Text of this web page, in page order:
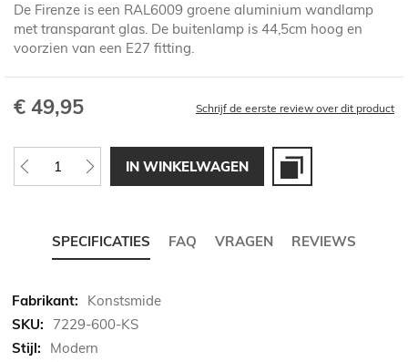
de
afbeeldingen-
gallerij
De Firenze is een RAL6009 groene aluminium wandlamp
met transparant glas. De buitenlamp is 44,5cm hoog en
voorzien van een E27 fitting.
€ 49,95 Schrijf de eerste review over dit product
IN WINKELWAGEN
SPECIFICATIES FAQ VRAGEN REVIEWS
Meer
informatie
Konstsmide
7229-600-KS
Modern